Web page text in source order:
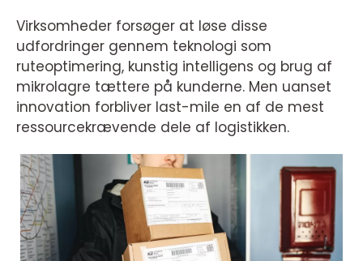
Virksomheder forsøger at løse disse
udfordringer gennem teknologi som
ruteoptimering, kunstig intelligens og brug af
mikrolagre tættere på kunderne. Men uanset
innovation forbliver last-mile en af de mest
ressourcekrævende dele af logistikken.